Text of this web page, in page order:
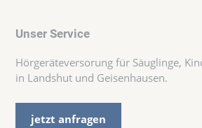
Unser Service
Hörgeräteversorung für Säuglinge,
in Landshut und Geisenhausen.
jetzt anfragen